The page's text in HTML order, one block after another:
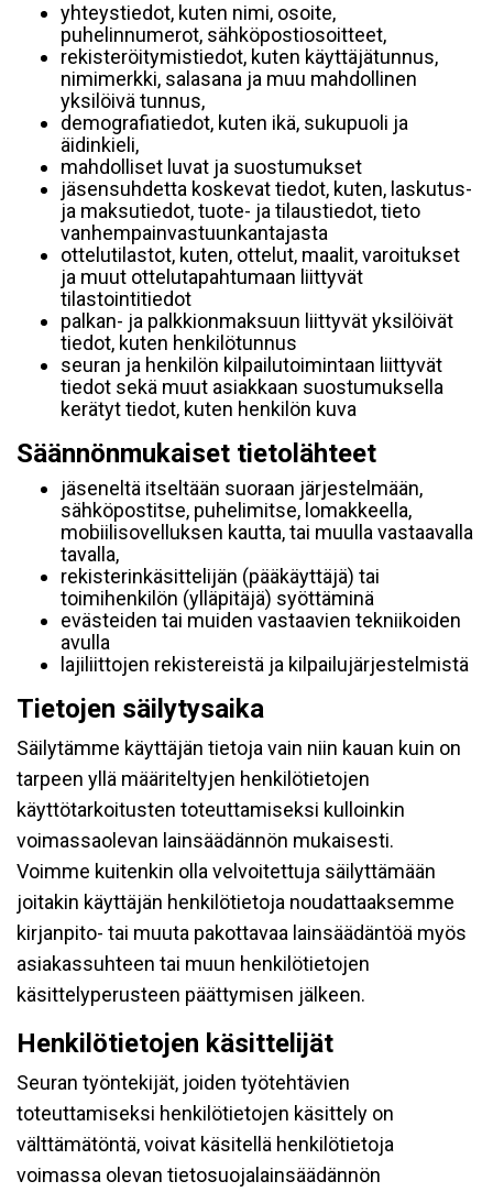
yhteystiedot, kuten nimi, osoite,
puhelinnumerot, sähköpostiosoitteet,
rekisteröitymistiedot, kuten käyttäjätunnus,
nimimerkki, salasana ja muu mahdollinen
yksilöivä tunnus,
demografiatiedot, kuten ikä, sukupuoli ja
äidinkieli,
mahdolliset luvat ja suostumukset
jäsensuhdetta koskevat tiedot, kuten, laskutus-
ja maksutiedot, tuote- ja tilaustiedot, tieto
vanhempainvastuunkantajasta
ottelutilastot, kuten, ottelut, maalit, varoitukset
ja muut ottelutapahtumaan liittyvät
tilastointitiedot
palkan- ja palkkionmaksuun liittyvät yksilöivät
tiedot, kuten henkilötunnus
seuran ja henkilön kilpailutoimintaan liittyvät
tiedot sekä muut asiakkaan suostumuksella
kerätyt tiedot, kuten henkilön kuva
Säännönmukaiset tietolähteet
jäseneltä itseltään suoraan järjestelmään,
sähköpostitse, puhelimitse, lomakkeella,
mobiilisovelluksen kautta, tai muulla vastaavalla
tavalla,
rekisterinkäsittelijän (pääkäyttäjä) tai
toimihenkilön (ylläpitäjä) syöttäminä
evästeiden tai muiden vastaavien tekniikoiden
avulla
lajiliittojen rekistereistä ja kilpailujärjestelmistä
Tietojen säilytysaika
Säilytämme käyttäjän tietoja vain niin kauan kuin on
tarpeen yllä määriteltyjen henkilötietojen
käyttötarkoitusten toteuttamiseksi kulloinkin
voimassaolevan lainsäädännön mukaisesti.
Voimme kuitenkin olla velvoitettuja säilyttämään
joitakin käyttäjän henkilötietoja noudattaaksemme
kirjanpito- tai muuta pakottavaa lainsäädäntöä myös
asiakassuhteen tai muun henkilötietojen
käsittelyperusteen päättymisen jälkeen.
Henkilötietojen käsittelijät
Seuran työntekijät, joiden työtehtävien
toteuttamiseksi henkilötietojen käsittely on
välttämätöntä, voivat käsitellä henkilötietoja
voimassa olevan tietosuojalainsäädännön